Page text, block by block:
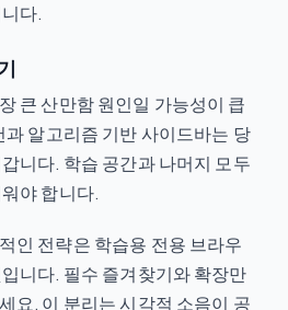
다.
큰 산만함 원인일 가능성이 큽
알고리즘 기반 사이드바는 당
니다. 학습 공간과 나머지 모두
야 합니다.
인 전략은 학습용 전용 브라우
니다. 필수 즐겨찾기와 확장만
요. 이 분리는 시각적 소음이 공